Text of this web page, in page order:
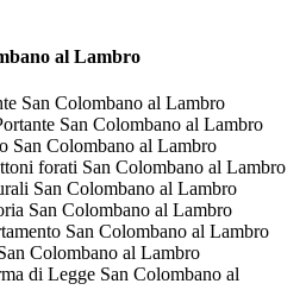
al Lambro
San Colombano al Lambro
San Colombano al Lambro
San Colombano al Lambro
forati San Colombano al Lambro
San Colombano al Lambro
San Colombano al Lambro
San Colombano al Lambro
Colombano al Lambro
di Legge San Colombano al